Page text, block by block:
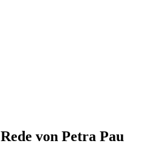
von Petra Pau